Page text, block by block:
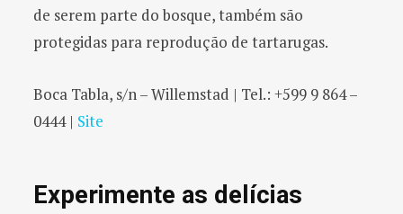
de serem parte do bosque, também são
protegidas para reprodução de tartarugas.
Boca Tabla, s/n – Willemstad | Tel.: +599 9 864 –
0444 | Site
Experimente as delícias